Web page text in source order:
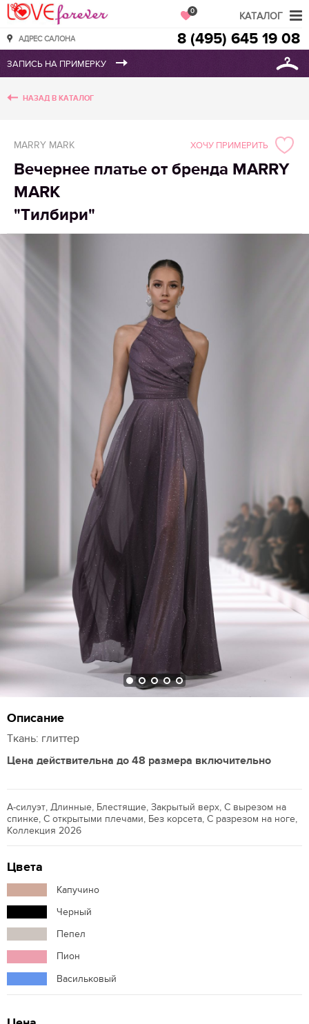
Love Forever
АДРЕС САЛОНА
0
8 (495) 645 19 08
НАЗАД В КАТАЛОГ
MARRY MARK
Вечернее платье от бренда MARRY
MARK
"Тилбири"
ХОЧУ ПРИМЕРИТЬ
Описание
Ткань: глиттер
Цена действительна до 48 размера включительно
А-силуэт, Длинные, Блестящие, Закрытый верх, С вырезом на
спинке, С открытыми плечами, Без корсета, С разрезом на ноге,
Коллекция 2026
Цвета
Капучино
Черный
Пепел
Пион
Васильковый
КАТАЛОГ